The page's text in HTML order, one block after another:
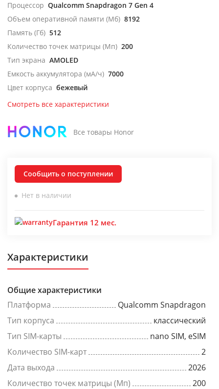
Процессор Qualcomm Snapdragon 7 Gen 4
Объем оперативной памяти (Мб) 8192
Память (Гб) 512
Количество точек матрицы (Мп) 200
Тип экрана AMOLED
Емкость аккумулятора (мА/ч) 7000
Цвет корпуса бежевый
Смотреть все характеристики
Все товары Honor
Сообщить о поступлении
Нет в наличии
Гарантия 12 мес.
Характеристики
Общие характеристики
Платформа
Qualcomm Snapdragon
Тип корпуса
классический
Тип SIM-карты
nano SIM, eSIM
Количество SIM-карт
2
Дата выхода
2026
Количество точек матрицы (Мп)
200